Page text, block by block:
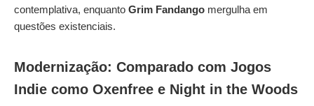
contemplativa, enquanto Grim Fandango mergulha em
questões existenciais.
Modernização: Comparado com Jogos
Indie como Oxenfree e Night in the Woods